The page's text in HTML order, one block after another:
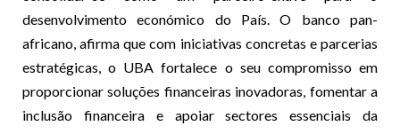
desenvolvimento económico do País. O banco pan-
africano, afirma que com iniciativas concretas e parcerias
estratégicas, o UBA fortalece o seu compromisso em
proporcionar soluções financeiras inovadoras, fomentar a
inclusão financeira e apoiar sectores essenciais da